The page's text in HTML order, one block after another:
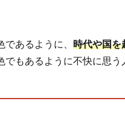
あるように、 時代や国を
でもあるように不快に思